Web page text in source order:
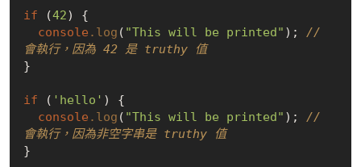
if (42) {
console .log ( "This will be printed" ); //
會執行，因為 42 是 truthy 值
}
if ( 'hello' ) {
console .log ( "This will be printed" ); //
會執行，因為非空字串是 truthy 值